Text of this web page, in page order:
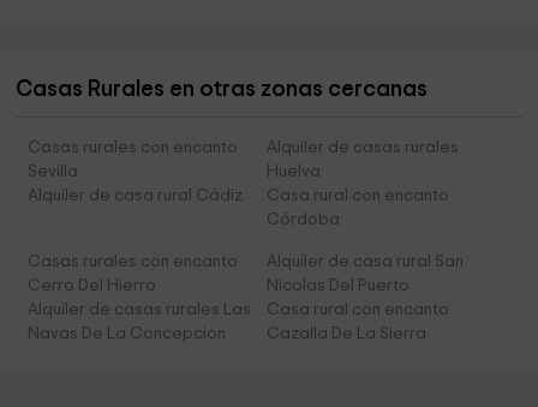
Casas Rurales en otras zonas cercanas
Casas rurales con encanto
Sevilla
Alquiler de casas rurales
Huelva
Alquiler de casa rural Cádiz
Casa rural con encanto
Córdoba
Casas rurales con encanto
Cerro Del Hierro
Alquiler de casa rural San
Nicolas Del Puerto
Alquiler de casas rurales Las
Navas De La Concepcion
Casa rural con encanto
Cazalla De La Sierra